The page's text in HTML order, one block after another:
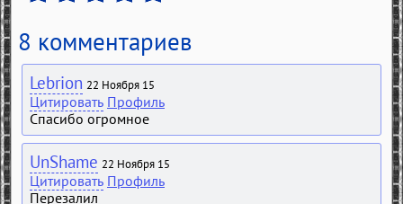
8 комментариев
Lebrion 22 Ноября 15
Цитировать Профиль
Спасибо огромное
UnShame 22 Ноября 15
Цитировать Профиль
Перезалил